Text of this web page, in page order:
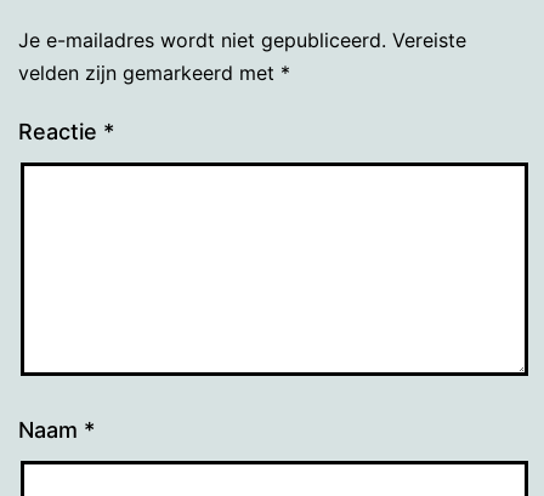
Je e-mailadres wordt niet gepubliceerd. Vereiste
velden zijn gemarkeerd met *
Reactie *
Naam *